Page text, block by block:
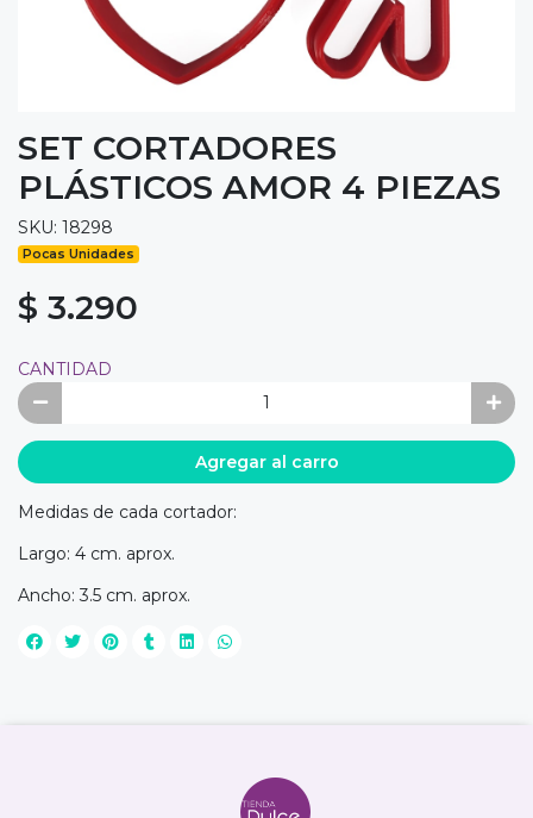
SET CORTADORES
PLÁSTICOS AMOR 4 PIEZAS
SKU: 18298
Pocas Unidades
$ 3.290
CANTIDAD
Agregar al carro
Medidas de cada cortador:
Largo: 4 cm. aprox.
Ancho: 3.5 cm. aprox.